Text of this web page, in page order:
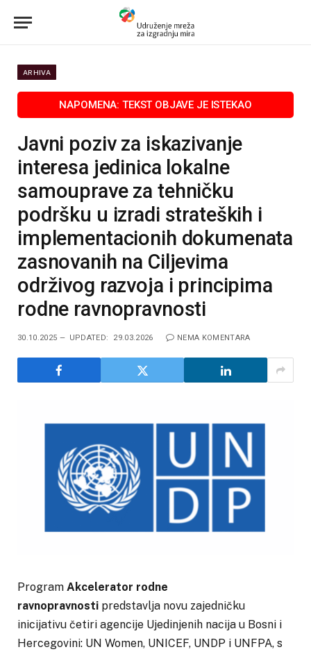
ARHIVA
Javni poziv za iskazivanje
interesa jedinica lokalne
samouprave za tehničku
podršku u izradi strateških i
implementacionih dokumenata
zasnovanih na Ciljevima
održivog razvoja i principima
rodne ravnopravnosti
30.10.2025 UPDATED: 29.03.2026 NEMA KOMENTARA
Program Akcelerator rodne
ravnopravnosti predstavlja novu zajedničku
inicijativu četiri agencije Ujedinjenih nacija u Bosni i
Hercegovini: UN Women, UNICEF, UNDP i UNFPA, s